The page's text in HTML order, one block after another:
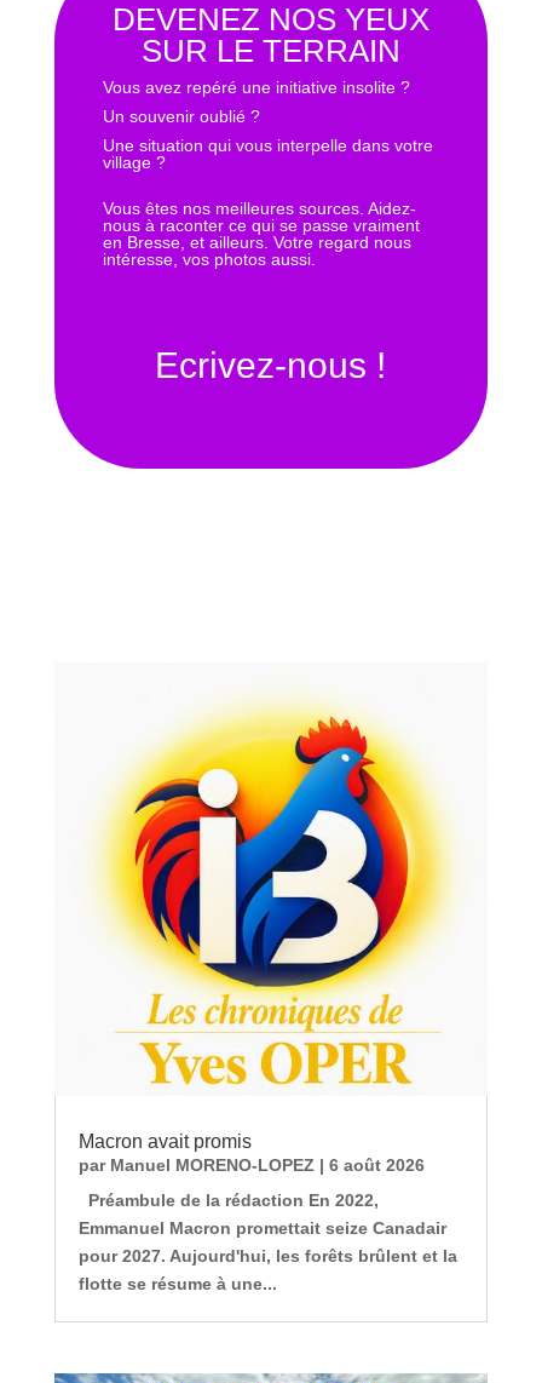
DEVENEZ NOS YEUX
SUR LE TERRAIN
Vous avez repéré une initiative insolite ?
Un souvenir oublié ?
Une situation qui vous interpelle dans votre
village ?
Vous êtes nos meilleures sources. Aidez-
nous à raconter ce qui se passe vraiment
en Bresse, et ailleurs. Votre regard nous
intéresse, vos photos aussi.
Ecrivez-nous !
Macron avait promis
par Manuel MORENO-LOPEZ| 6 août 2026
Préambule de la rédaction En 2022,
Emmanuel Macron promettait seize Canadair
pour 2027. Aujourd'hui, les forêts brûlent et la
flotte se résume à une...